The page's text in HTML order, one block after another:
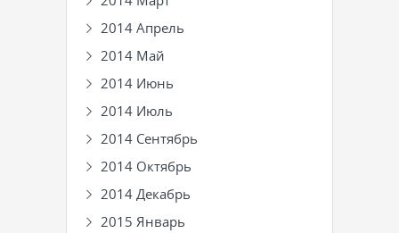
2014 Апрель
2014 Май
2014 Июнь
2014 Июль
2014 Сентябрь
2014 Октябрь
2014 Декабрь
2015 Январь